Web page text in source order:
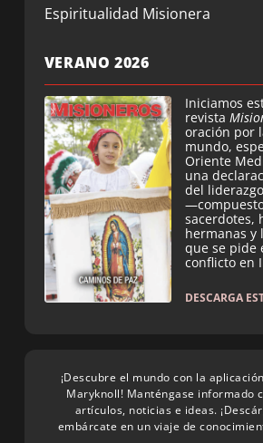
Espiritualidad Misionera
VERANO 2026
Iniciamos
revista
oración por
mundo,
Oriente
una
del
sacerdotes,
hermanas
que se pide
conflicto en
DESCARGA
¡Descubre el mundo con la
Maryknoll! Manténgase informado
artículos, noticias e ideas.
embárcate en un viaje de